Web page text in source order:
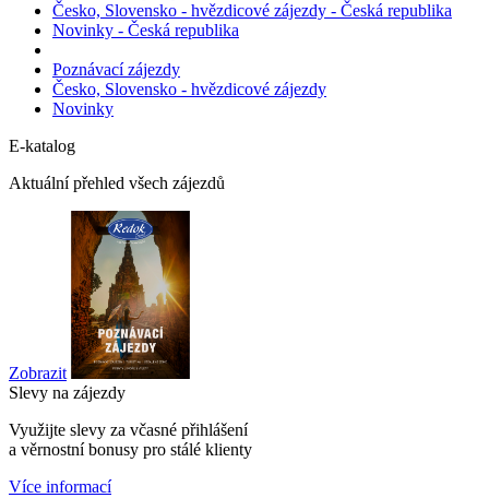
Česko, Slovensko - hvězdicové zájezdy - Česká republika
Novinky - Česká republika
Poznávací zájezdy
Česko, Slovensko - hvězdicové zájezdy
Novinky
E-katalog
Aktuální přehled všech zájezdů
Zobrazit
Slevy na zájezdy
Využijte slevy za včasné přihlášení
a věrnostní bonusy pro stálé klienty
Více informací